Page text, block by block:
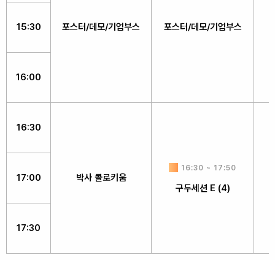
포스터/데모/기업부스 포스터/데모/기업부스
15:30
16:00
16:30
박사 콜로키움
16:30 ~ 17:50
구두세션 E (4)
17:00
17:30